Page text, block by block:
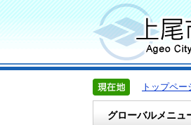
トップペー
グローバルメニュ